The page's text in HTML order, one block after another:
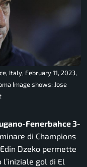
Italy, February 11, 2023,
Image shows: Jose
Fenerbahce 3-
di Champions
Dzeko permette
gol di El